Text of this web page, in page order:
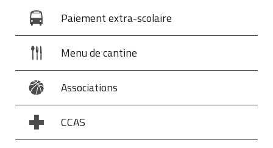
Paiement extra-scolaire
Menu de cantine
Associations
CCAS